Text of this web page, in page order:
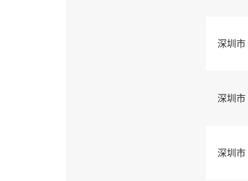
深圳市
深圳市
深圳市